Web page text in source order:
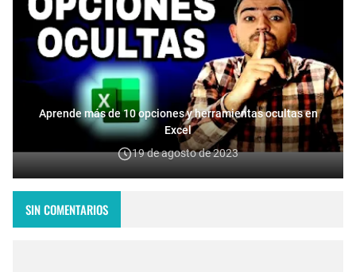
Aprende más de 10 opciones y herramientas ocultas en
Excel
19 de agosto de 2023
SIN COMENTARIOS